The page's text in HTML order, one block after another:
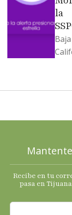
la
Baja
s
Recibe en tu
pasa en